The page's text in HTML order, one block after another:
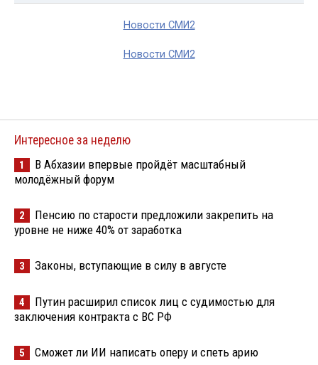
Новости СМИ2
Новости СМИ2
Интересное за неделю
1
В Абхазии впервые пройдёт масштабный
молодёжный форум
2
Пенсию по старости предложили закрепить на
уровне не ниже 40% от заработка
3 Законы, вступающие в силу в августе
4
Путин расширил список лиц с судимостью для
заключения контракта с ВС РФ
5 Сможет ли ИИ написать оперу и спеть арию